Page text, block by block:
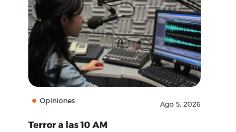
Opiniones Ago 5, 2026
Terror a las 10 AM